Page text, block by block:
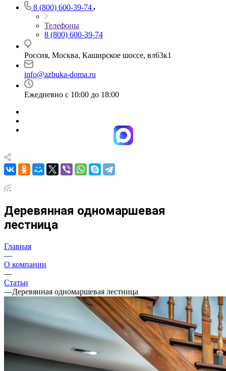
8 (800) 600-39-74
Телефоны
8 (800) 600-39-74
Россия, Москва, Каширское шоссе, вл63к1
info@azbuka-doma.ru
Ежедневно с 10:00 до 18:00
Деревянная одномаршевая
лестница
Главная
—
О компании
—
Статьи
—Деревянная одномаршевая лестница